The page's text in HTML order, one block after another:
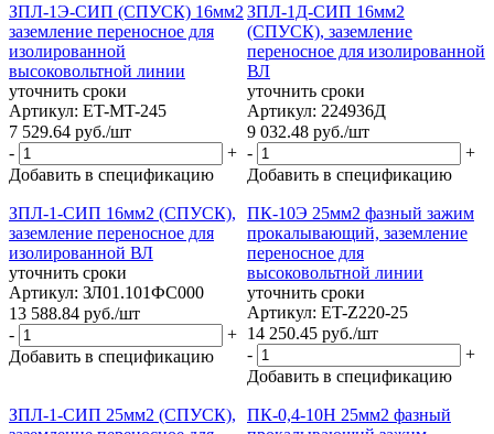
ЗПЛ-1Э-СИП (СПУСК) 16мм2
заземление переносное для
изолированной
высоковольтной линии
уточнить сроки
Артикул: ET-MT-245
7 529.64 руб./шт
-
+
Добавить в спецификацию
ЗПЛ-1Д-СИП 16мм2
(СПУСК), заземление
переносное для изолированной
ВЛ
уточнить сроки
Артикул: 224936Д
9 032.48 руб./шт
-
+
Добавить в спецификацию
ЗПЛ-1-СИП 16мм2 (СПУСК),
заземление переносное для
изолированной ВЛ
уточнить сроки
Артикул: ЗЛ01.101ФС000
13 588.84 руб./шт
-
+
Добавить в спецификацию
ПК-10Э 25мм2 фазный зажим
прокалывающий, заземление
переносное для
высоковольтной линии
уточнить сроки
Артикул: ET-Z220-25
14 250.45 руб./шт
-
+
Добавить в спецификацию
ЗПЛ-1-СИП 25мм2 (СПУСК),
ПК-0,4-10Н 25мм2 фазный